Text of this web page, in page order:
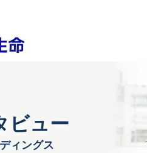
ビュー
ィングス